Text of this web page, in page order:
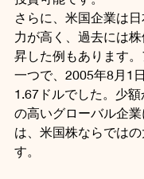
さらに、米国企業は
力が高く、過去には
昇した例もあります
一つで、2005年8月1
1.67ドルでした。少
の高いグローバル企
は、米国株ならでは
す。